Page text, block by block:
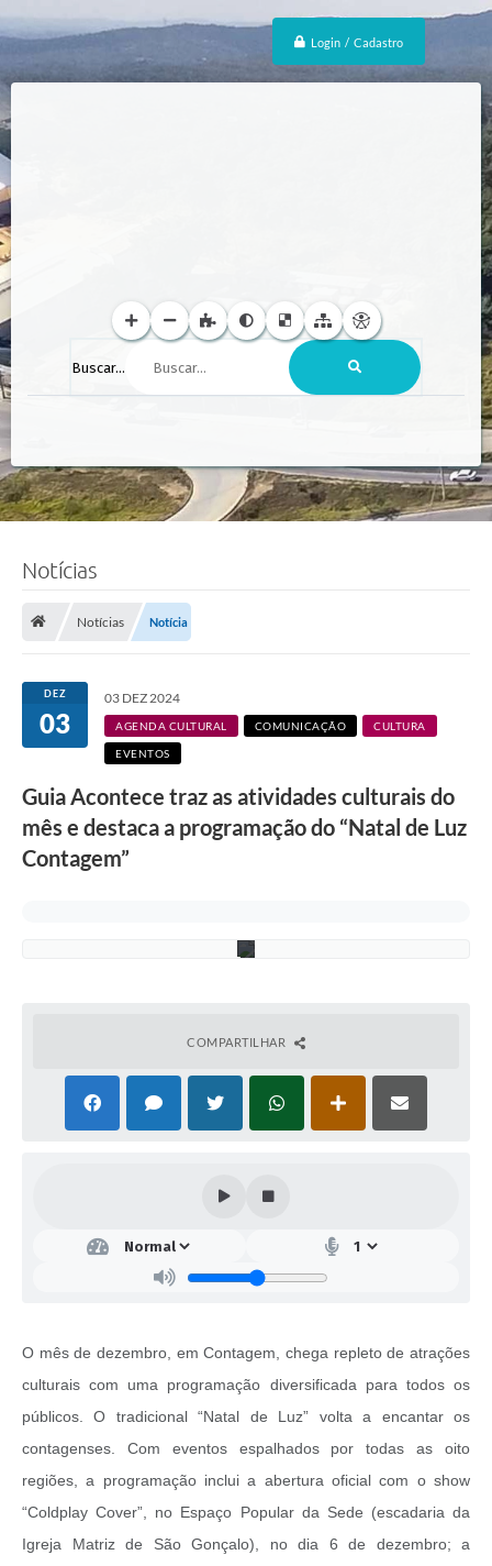
Login / Cadastro
Buscar...
Notícias
Notícias Notícia
DEZ
03
03 DEZ 2024
AGENDA CULTURAL COMUNICAÇÃO CULTURA
EVENTOS
Guia Acontece traz as atividades culturais do
mês e destaca a programação do “Natal de Luz
Contagem”
u
c
a
l
l
COMPARTILHAR
O mês de dezembro, em Contagem, chega repleto de atrações
culturais com uma programação diversificada para todos os
públicos. O tradicional “Natal de Luz” volta a encantar os
contagenses. Com eventos espalhados por todas as oito
regiões, a programação inclui a abertura oficial com o show
“Coldplay Cover”, no Espaço Popular da Sede (escadaria da
Igreja Matriz de São Gonçalo), no dia 6 de dezembro; a